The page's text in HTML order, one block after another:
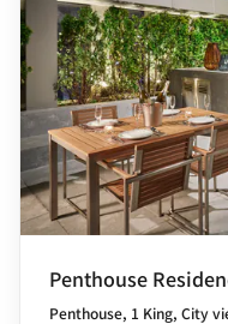
Penthouse
Penthouse, 1 King, City